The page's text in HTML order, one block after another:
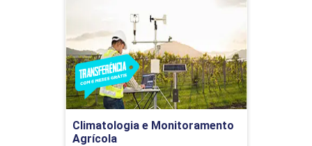
Climatologia e Monitoramento
Agrícola
Climatologia e
Monitoramento Agrícola
Detalhes do curso
Ir para Inscrição